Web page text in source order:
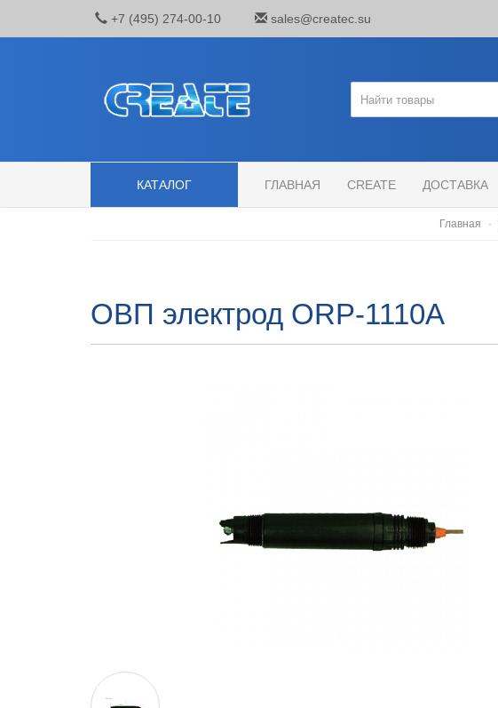
+7 (495) 274-00-10 sales@createc.su
КАТАЛОГ ГЛАВНАЯ CREATE ДОСТАВКА
Главная
ОВП электрод ORP-1110A